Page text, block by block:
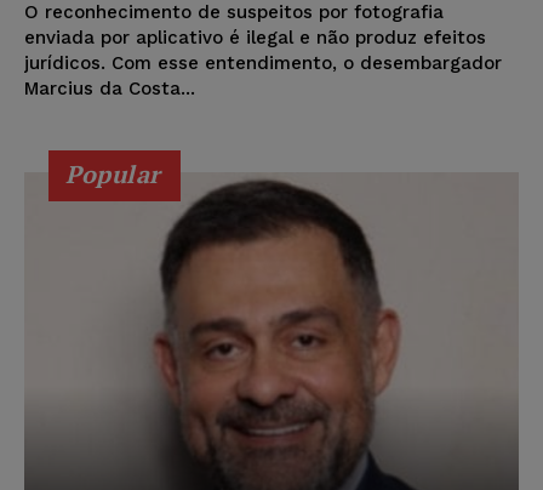
O reconhecimento de suspeitos por fotografia
enviada por aplicativo é ilegal e não produz efeitos
jurídicos. Com esse entendimento, o desembargador
Marcius da Costa...
Popular